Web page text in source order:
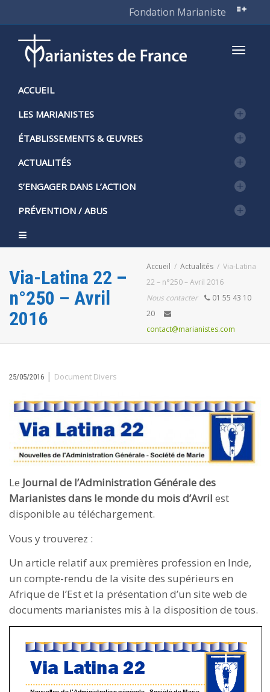
Fondation Marianiste
ACCUEIL
LES MARIANISTES
ÉTABLISSEMENTS & ŒUVRES
ACTUALITÉS
S’ENGAGER DANS L’ACTION
PRÉVENTION / ABUS
Via-Latina 22 –
n°250 – Avril
2016
Accueil Actualités
Via-Latina
22 – n°250 – Avril 2016
Nous contacter
01 55 43 10
20
contact@marianistes.com
25/05/2016 | Document Divers
Le Journal de l’Administration Générale des
Marianistes dans le monde du mois d’Avril est
disponible au téléchargement.
Vous y trouverez :
Un article relatif aux premières profession en Inde,
un compte-rendu de la visite des supérieurs en
Afrique de l’Est et la présentation d’un site web de
documents marianistes mis à la disposition de tous.